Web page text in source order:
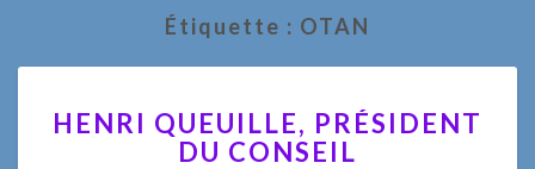
Étiquette : OTAN
QUEUILLE,
PRÉSIDENT
HENRI QUEUILLE, PRÉSIDENT
DU CONSEIL